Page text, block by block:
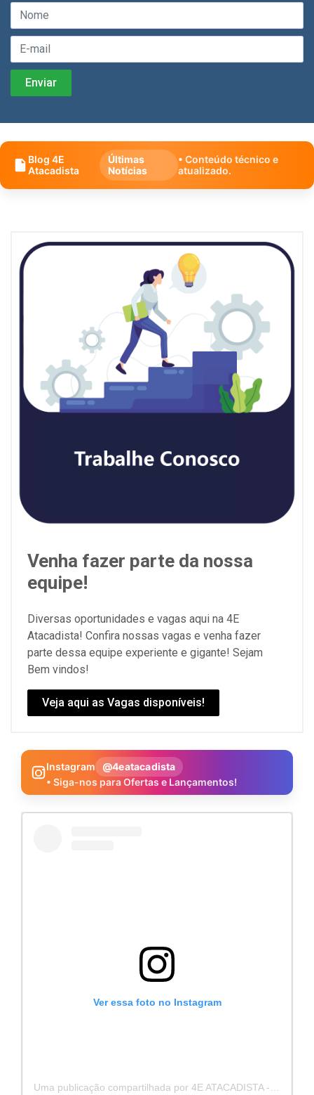
Blog 4E
Atacadista
Últimas
Notícias
• Conteúdo técnico e
atualizado.
Venha fazer parte da nossa
equipe!
Diversas oportunidades e vagas aqui na 4E
Atacadista! Confira nossas vagas e venha fazer
parte dessa equipe experiente e gigante! Sejam
Bem vindos!
Veja aqui as Vagas disponíveis!
Instagram
@4eatacadista
• Siga-nos para Ofertas e Lançamentos!
Ver essa foto no Instagram